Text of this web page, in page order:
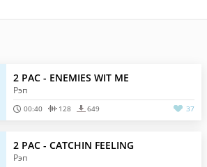
2 PAC - ENEMIES WIT ME
Рэп
00:40 128 649 37
2 PAC - CATCHIN FEELING
Рэп